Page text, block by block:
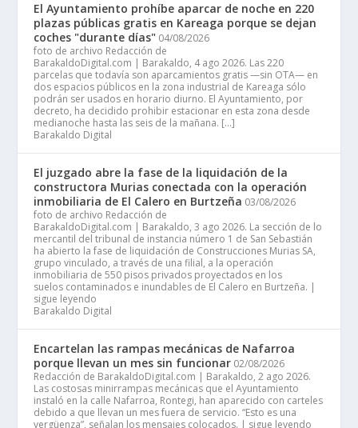
El Ayuntamiento prohíbe aparcar de noche en 220
plazas públicas gratis en Kareaga porque se dejan
coches "durante días" 04/08/2026
foto de archivo Redacción de
BarakaldoDigital.com | Barakaldo, 4 ago 2026. Las 220
parcelas que todavía son aparcamientos gratis —sin OTA— en
dos espacios públicos en la zona industrial de Kareaga sólo
podrán ser usados en horario diurno. El Ayuntamiento, por
decreto, ha decidido prohibir estacionar en esta zona desde
medianoche hasta las seis de la mañana. […]
Barakaldo Digital
El juzgado abre la fase de la liquidación de la
constructora Murias conectada con la operación
inmobiliaria de El Calero en Burtzeña 03/08/2026
foto de archivo Redacción de
BarakaldoDigital.com | Barakaldo, 3 ago 2026. La sección de lo
mercantil del tribunal de instancia número 1 de San Sebastián
ha abierto la fase de liquidación de Construcciones Murias SA,
grupo vinculado, a través de una filial, a la operación
inmobiliaria de 550 pisos privados proyectados en los
suelos contaminados e inundables de El Calero en Burtzeña. |
sigue leyendo
Barakaldo Digital
Encartelan las rampas mecánicas de Nafarroa
porque llevan un mes sin funcionar 02/08/2026
Redacción de BarakaldoDigital.com | Barakaldo, 2 ago 2026.
Las costosas minirrampas mecánicas que el Ayuntamiento
instaló en la calle Nafarroa, Rontegi, han aparecido con carteles
debido a que llevan un mes fuera de servicio. “Esto es una
vergüenza”, señalan los mensajes colocados. | sigue leyendo